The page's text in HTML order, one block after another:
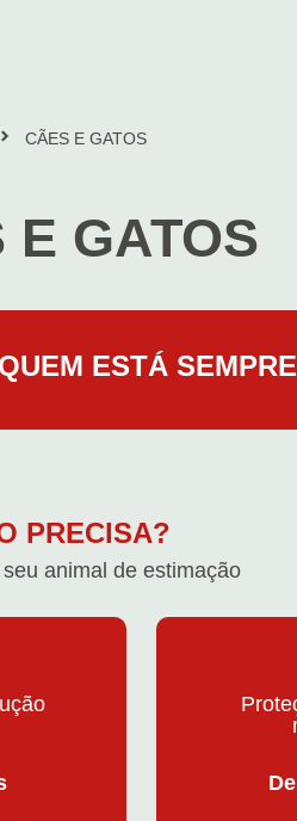
CÃES E GATOS
E GATOS
ESTÁ
PRECISA?
animal de estimação